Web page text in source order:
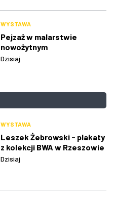
WYSTAWA
Pejzaż w malarstwie
nowożytnym
Dzisiaj
WYSTAWA
Leszek Żebrowski - plakaty
z kolekcji BWA w Rzeszowie
Dzisiaj